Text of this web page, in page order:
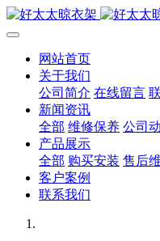
网站首页
关于我们
公司简介 在线留言
新闻资讯
全部 维修保养 公司
产品展示
全部 购买安装 售后
客户案例
联系我们